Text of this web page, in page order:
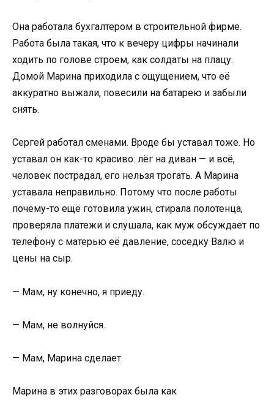
Она работала бухгалтером в строительной фирме.
Работа была такая, что к вечеру цифры начинали
ходить по голове строем, как солдаты на плацу.
Домой Марина приходила с ощущением, что её
аккуратно выжали, повесили на батарею и забыли
снять.
Сергей работал сменами. Вроде бы уставал тоже. Но
уставал он как-то красиво: лёг на диван — и всё,
человек пострадал, его нельзя трогать. А Марина
уставала неправильно. Потому что после работы
почему-то ещё готовила ужин, стирала полотенца,
проверяла платежи и слушала, как муж обсуждает по
телефону с матерью её давление, соседку Валю и
цены на сыр.
— Мам, ну конечно, я приеду.
— Мам, не волнуйся.
— Мам, Марина сделает.
Марина в этих разговорах была как